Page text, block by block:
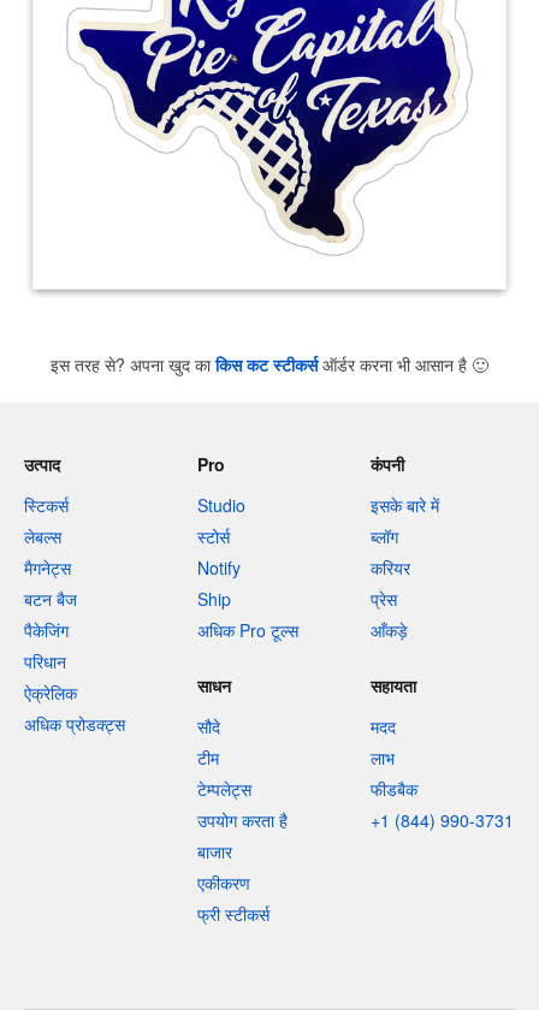
इस तरह से? अपना खुद काकिस कट स्टीकर्सऑर्डर करना भी आसान है 🙂
उत्पाद
स्टिकर्स
लेबल्स
मैगनेट्स
बटन बैज
पैकेजिंग
परिधान
ऐक्रेलिक
अधिक प्रोडक्ट्स
Pro
Studio
स्टोर्स
Notify
Ship
अधिक Pro टूल्स
कंपनी
इसके बारे में
ब्लॉग
करियर
प्रेस
आँकड़े
साधन
सौदे
टीम
टेम्पलेट्स
उपयोग करता है
बाजार
एकीकरण
फ्री स्टीकर्स
सहायता
मदद
लाभ
फीडबैक
+1 (844) 990-3731